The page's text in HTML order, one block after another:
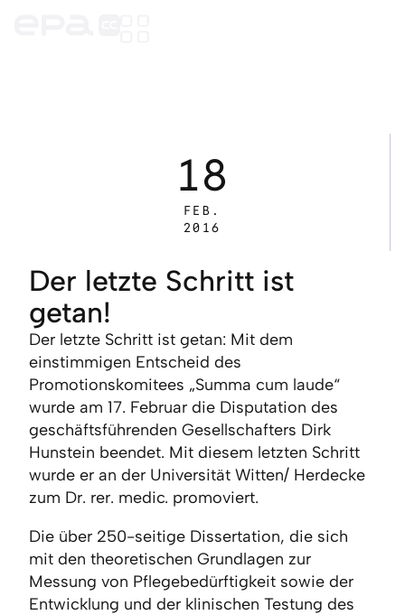
18
FEB.
2016
Der letzte Schritt ist
getan!
Der letzte Schritt ist getan: Mit dem
einstimmigen Entscheid des
Promotionskomitees „Summa cum laude“
wurde am 17. Februar die Disputation des
geschäftsführenden Gesellschafters Dirk
Hunstein beendet. Mit diesem letzten Schritt
wurde er an der Universität Witten/ Herdecke
zum Dr. rer. medic. promoviert.
Die über 250-seitige Dissertation, die sich
mit den theoretischen Grundlagen zur
Messung von Pflegebedürftigkeit sowie der
Entwicklung und der klinischen Testung des